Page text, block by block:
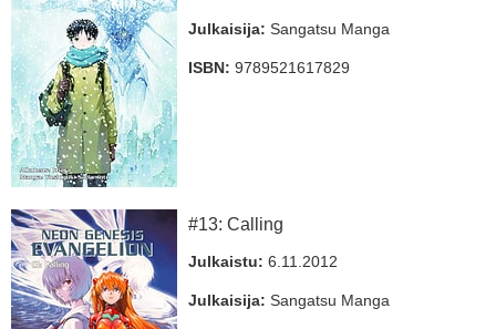
Julkaisija: Sangatsu Manga
ISBN: 9789521617829
#13: Calling
Julkaistu: 6.11.2012
Julkaisija: Sangatsu Manga